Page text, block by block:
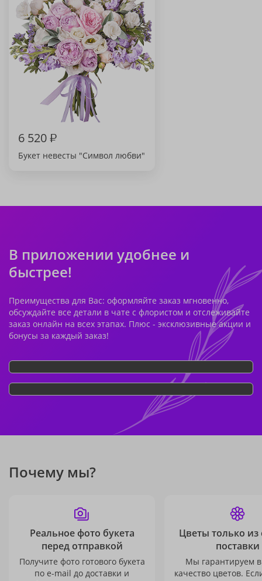
6 520₽
Букет невесты "Символ любви"
В приложении удобнее и
быстрее!
Преимущества для Вас: оформляйте заказ мгновенно,
обсуждайте все детали в чате с флористом и отслеживайте
заказ онлайн на всех этапах. Плюс - эксклюзивные акции и
бонусы за каждый заказ!
Почему мы?
Реальное фото букета
перед отправкой
Получите фото готового букета
по e-mail до доставки и
Цветы только из
поставки
Мы гарантируем
качество цветов.